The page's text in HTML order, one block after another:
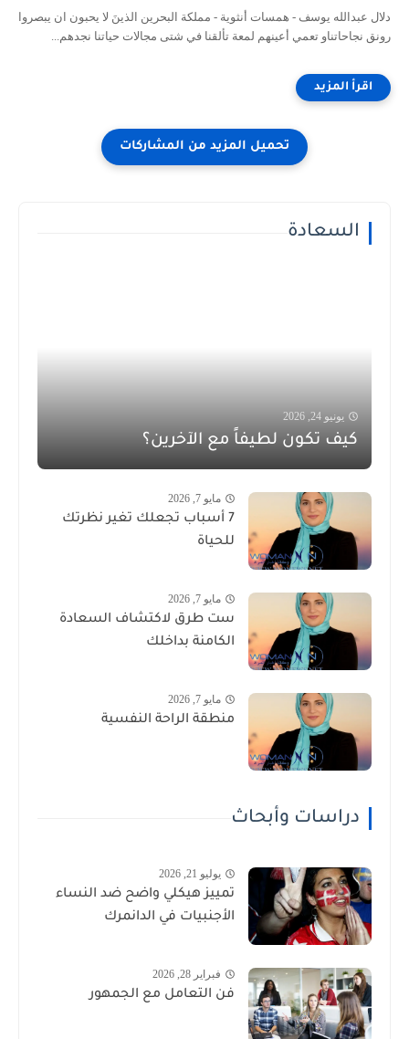
دلال عبدالله يوسف - همسات أنثوية - مملكة البحرين الذينَ لا يحبون ان يبصروا
رونق نجاحاتناو تعمي أعينهم لمعة تألقنا في شتى مجالات حياتنا نجدهم...
السعادة
يونيو 24, 2026
كيف تكون لطيفاً مع الآخرين؟
مايو 7, 2026
7 أسباب تجعلك تغير نظرتك
للحياة
مايو 7, 2026
ست طرق لاكتشاف السعادة
الكامنة بداخلك
مايو 7, 2026
منطقة الراحة النفسية
دراسات وأبحاث
يوليو 21, 2026
تمييز هيكلي واضح ضد النساء
الأجنبيات في الدانمرك
فبراير 28, 2026
فن التعامل مع الجمهور